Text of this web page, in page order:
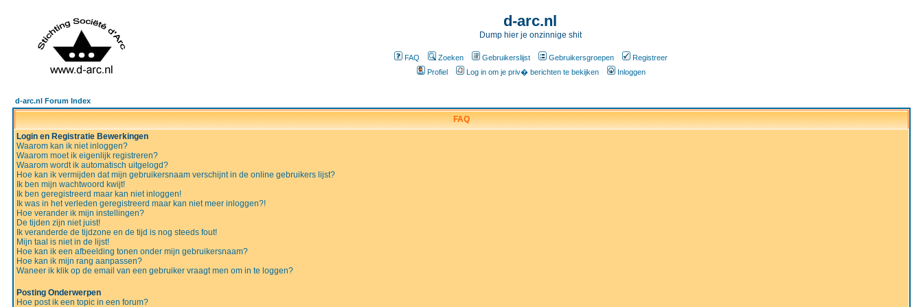
d-arc.nl
Dump hier je onzinnige shit
FAQ Zoeken Gebruikerslijst Gebruikersgroepen
Registreer
Profiel
Log in om je priv� berichten te bekijken Inloggen
d-arc.nl Forum Index
FAQ
Login en Registratie Bewerkingen
Waarom kan ik niet inloggen?
Waarom moet ik eigenlijk registreren?
Waarom wordt ik automatisch uitgelogd?
Hoe kan ik vermijden dat mijn gebruikersnaam verschijnt in de online gebruikers lijst?
Ik ben mijn wachtwoord kwijt!
Ik ben geregistreerd maar kan niet inloggen!
Ik was in het verleden geregistreerd maar kan niet meer inloggen?!
Hoe verander ik mijn instellingen?
De tijden zijn niet juist!
Ik veranderde de tijdzone en de tijd is nog steeds fout!
Mijn taal is niet in de lijst!
Hoe kan ik een afbeelding tonen onder mijn gebruikersnaam?
Hoe kan ik mijn rang aanpassen?
Waneer ik klik op de email van een gebruiker vraagt men om in te loggen?
Posting Onderwerpen
Hoe post ik een topic in een forum?